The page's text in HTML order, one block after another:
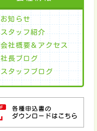
お知らせ
スタッフ紹介
会社概要＆アクセス
社長ブログ
スタッフブログ